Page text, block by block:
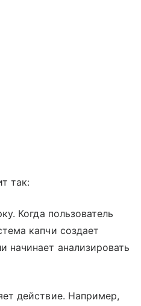
так:
Когда пользователь
капчи создает
начинает анализировать
действие. Например,